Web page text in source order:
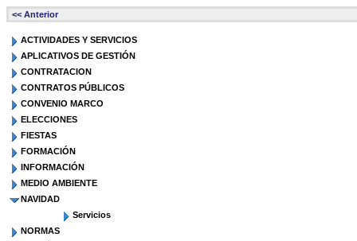
<< Anterior
ACTIVIDADES Y SERVICIOS
APLICATIVOS DE GESTIÓN
CONTRATACION
CONTRATOS PÚBLICOS
CONVENIO MARCO
ELECCIONES
FIESTAS
FORMACIÓN
INFORMACIÓN
MEDIO AMBIENTE
NAVIDAD
Servicios
NORMAS